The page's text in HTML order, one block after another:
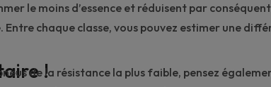
le moins d’essence et réduisent par
Entre chaque classe, vous pouvez estimer une
!
de la résistance la plus faible, pensez